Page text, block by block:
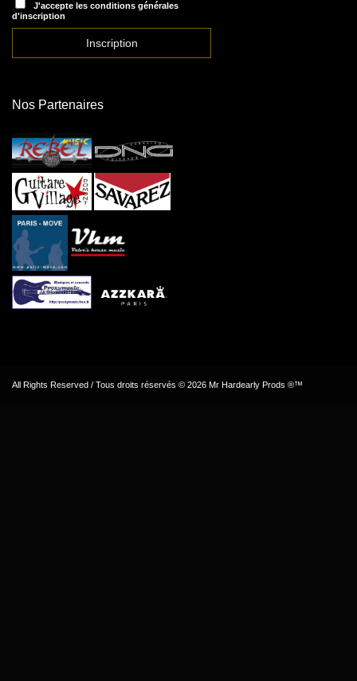
J'accepte les conditions générales
d'inscription
Nos Partenaires
All Rights Reserved / Tous droits réservés © 2026 Mr Hardearly Prods ®™